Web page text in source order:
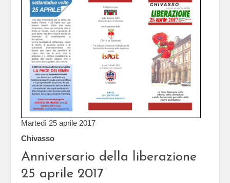
Martedì 25 aprile 2017
Chivasso
Anniversario della liberazione
25 aprile 2017